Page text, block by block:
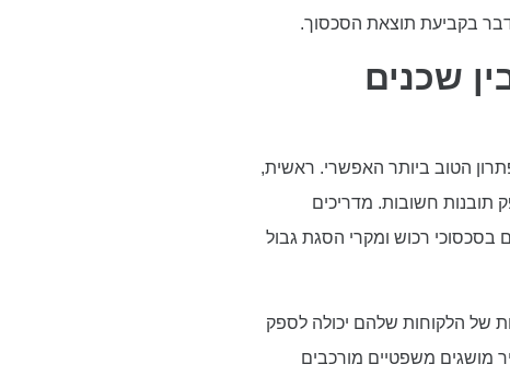
דבר בקביעת תוצאת הסכסוך.
שכנים
הטוב ביותר האפשרי. ראשית,
תובנות חשובות. מדריכים
בסכסוכי רכוש ומקרי הסגת גבול
של הלקוחות שלהם יכולה לספק
מושגים משפטיים מורכבים